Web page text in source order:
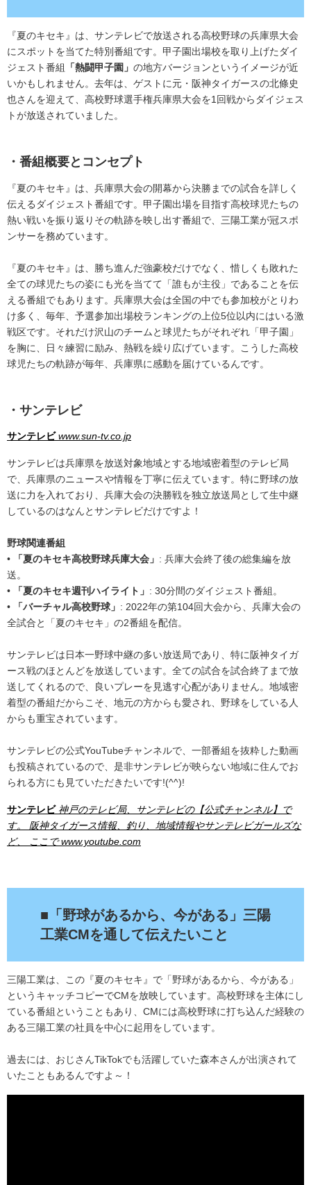
『夏のキセキ』は、サンテレビで放送される高校野球の兵庫県大会
にスポットを当てた特別番組です。甲子園出場校を取り上げたダイ
ジェスト番組
「熱闘甲子園」 の地方バージョンというイメージが近
いかもしれません。去年は、ゲストに元・阪神タイガースの北條史
也さんを迎えて、高校野球選手権兵庫県大会を1回戦からダイジェス
トが放送されていました。
・番組概要とコンセプト
『夏のキセキ』は、兵庫県大会の開幕から決勝までの試合を詳しく
伝えるダイジェスト番組です。甲子園出場を目指す高校球児たちの
熱い戦いを振り返りその軌跡を映し出す番組で、三陽工業が冠スポ
ンサーを務めています。
『夏のキセキ』は、勝ち進んだ強豪校だけでなく、惜しくも敗れた
全ての球児たちの姿にも光を当てて「誰もが主役」であることを伝
える番組でもあります。兵庫県⼤会は全国の中でも参加校がとりわ
け多く、毎年、予選参加出場校ランキングの上位5位以内にはいる激
戦区です。それだけ沢⼭のチームと球児たちがそれぞれ「甲子園」
を胸に、日々練習に励み、熱戦を繰り広げています。こうした高校
球児たちの軌跡が毎年、兵庫県に感動を届けているんです。
・サンテレビ
サンテレビ www.sun-tv.co.jp
サンテレビは兵庫県を放送対象地域とする地域密着型のテレビ局
で、兵庫県のニュースや情報を丁寧に伝えています。特に野球の放
送に力を入れており、兵庫大会の決勝戦を独立放送局として生中継
しているのはなんとサンテレビだけですよ！
野球関連番組
•
「夏のキセキ高校野球兵庫大会」 : 兵庫大会終了後の総集編を放
送。
•
「夏のキセキ週刊ハイライト」 : 30分間のダイジェスト番組。
•
「バーチャル高校野球」 : 2022年の第104回大会から、兵庫大会の
全試合と「夏のキセキ」の2番組を配信。
サンテレビは日本一野球中継の多い放送局であり、特に阪神タイガ
ース戦のほとんどを放送しています。全ての試合を試合終了まで放
送してくれるので、良いプレーを見逃す心配がありません。地域密
着型の番組だからこそ、地元の方からも愛され、野球をしている人
からも重宝されています。
サンテレビの公式YouTubeチャンネルで、一部番組を抜粋した動画
も投稿されているので、是非サンテレビが映らない地域に住んでお
られる方にも見ていただきたいです!(^^)!
サンテレビ 神戸のテレビ局、サンテレビの【公式チャンネル】で
す。 阪神タイガース情報、釣り、地域情報やサンテレビガールズな
ど、 ここで www.youtube.com
■「野球があるから、今がある」三陽
工業CMを通して伝えたいこと
三陽工業は、この『夏のキセキ』で「野球があるから、今がある」
というキャッチコピーでCMを放映しています。高校野球を主体にし
ている番組ということもあり、CMには高校野球に打ち込んだ経験の
ある三陽工業の社員を中心に起用をしています。
過去には、おじさんTikTokでも活躍していた森本さんが出演されて
いたこともあるんですよ～！